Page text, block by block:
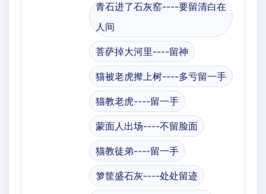
青石进了石灰窑----要留清白在
人间
菩萨掉大河里----留神
猫被老虎撵上树----多亏留一手
猫教老虎----留一手
蒙面人出场----不留脸面
猫教徒弟----留一手
箩筐盛石灰----处处留迹